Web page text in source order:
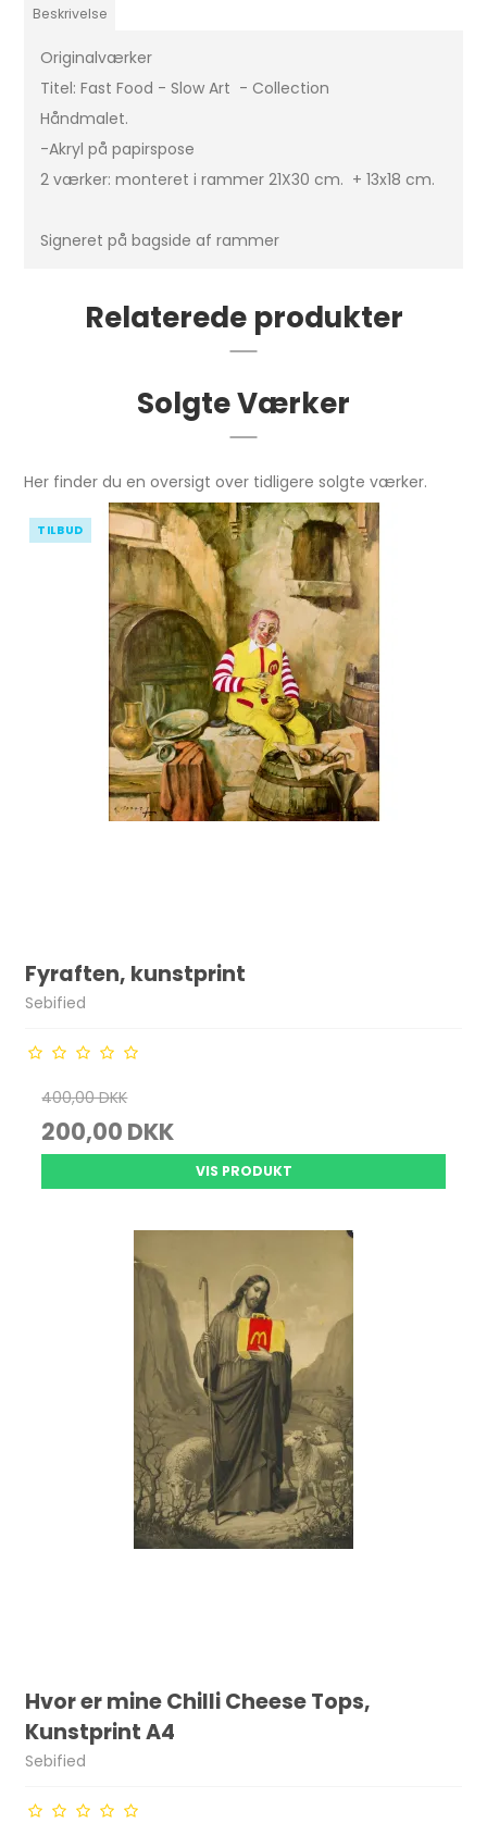
Beskrivelse
Originalværker
Titel: Fast Food - Slow Art - Collection
Håndmalet.
-Akryl på papirspose
2 værker: monteret i rammer 21X30 cm. + 13x18 cm.
Signeret på bagside af rammer
Relaterede produkter
Solgte Værker
Her finder du en oversigt over tidligere solgte værker.
TILBUD
Fyraften, kunstprint
Sebified
400,00 DKK
200,00 DKK
VIS PRODUKT
Hvor er mine Chilli Cheese Tops,
Kunstprint A4
Sebified